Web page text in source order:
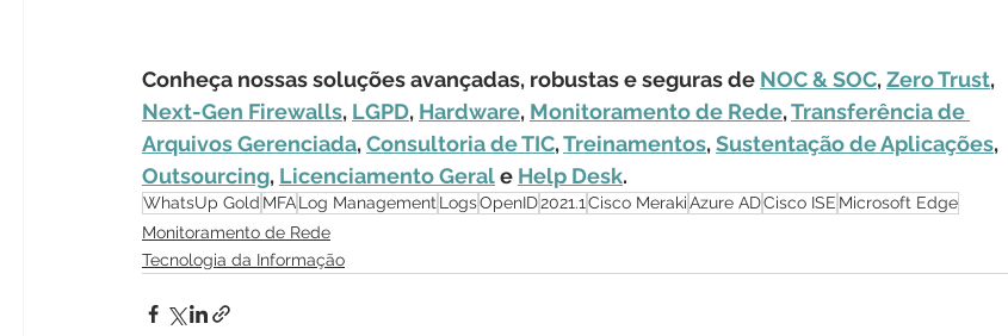
Conheça nossas soluções avançadas, robustas e seguras de NOC & SOC, Zero Trust,
Next-Gen Firewalls, LGPD, Hardware, Monitoramento de Rede, Transferência de
Arquivos Gerenciada, Consultoria de TIC, Treinamentos, Sustentação de Aplicações,
Outsourcing, Licenciamento Geral e Help Desk.
WhatsUp Gold MFALog Management LogsOpenID2021.1 Cisco MerakiAzure ADCisco ISE Microsoft Edge
Monitoramento de Rede
Tecnologia da Informação